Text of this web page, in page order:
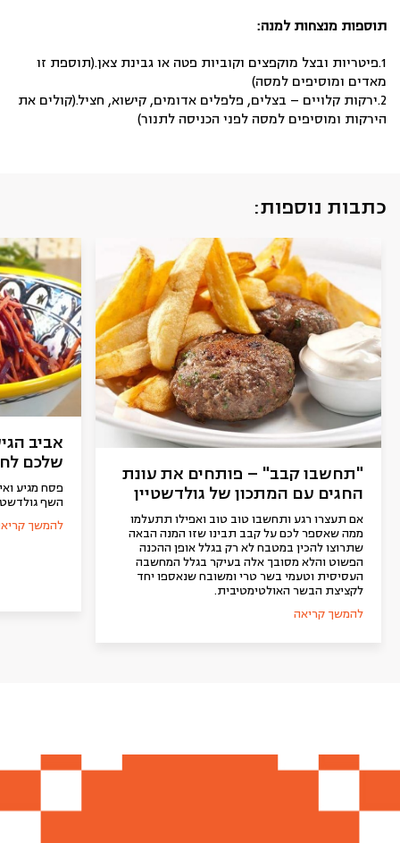
תוספות מנצחות למנה:
1.פיטריות ובצל מוקפצים וקוביות פטה או גבינת צאן.(תוספת זו
מאדים ומוסיפים למסה)
2.ירקות קלויים – בצלים, פלפלים אדומים, קישוא, חציל.(קולים את
הירקות ומוסיפים למסה לפני הכניסה לתנור)
כתבות נוספות:
"תחשבו קבב" – פותחים את עונת
החגים עם המתכון של גולדשטיין
אם תעצרו רגע ותחשבו טוב טוב ואפילו תתעלמו
ממה שאספר לכם על קבב תבינו שזו המנה הבאה
שתרוצו להכין במטבח לא רק בגלל אופן ההכנה
הפשוט והלא מסובך אלה בעיקר בגלל המחשבה
העסיסית וטעמי בשר טרי ומשובח שנאספו יחד
לקציצת הבשר האולטימטיבית.
להמשך קריאה
אביב
שלכם
פסח מגיע
השף
להמשך